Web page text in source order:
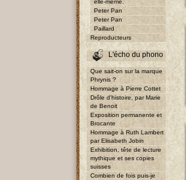
elle-même.
Peter Pan
Peter Pan
Paillard
Reproducteurs
L'écho du phono
Que sait-on sur la marque
Phrynis ?
Hommage à Pierre Cottet
Drôle d'histoire, par Marie
de Benoit
Exposition permanente et
Brocante
Hommage à Ruth Lambert
par Elisabeth Jobin
Exhibition, tête de lecture
mythique et ses copies
suisses
Combien de fois puis-je